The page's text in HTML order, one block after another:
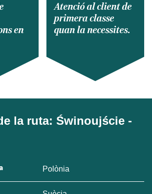
en
Atenció al client de
primera classe
quan la necessites.
la ruta: Świnoujście -
Polònia